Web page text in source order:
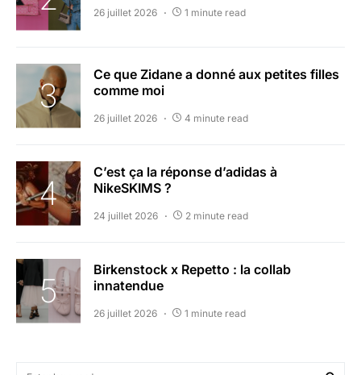
26 juillet 2026 1 minute read
Ce que Zidane a donné aux petites filles
comme moi
26 juillet 2026 4 minute read
C’est ça la réponse d’adidas à
NikeSKIMS ?
24 juillet 2026 2 minute read
Birkenstock x Repetto : la collab
innatendue
26 juillet 2026 1 minute read